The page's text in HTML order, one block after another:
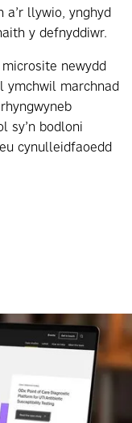
a’r llywio, ynghyd
y defnyddiwr.
newydd
ymchwil marchnad
sy’n bodloni
cynulleidfaoedd